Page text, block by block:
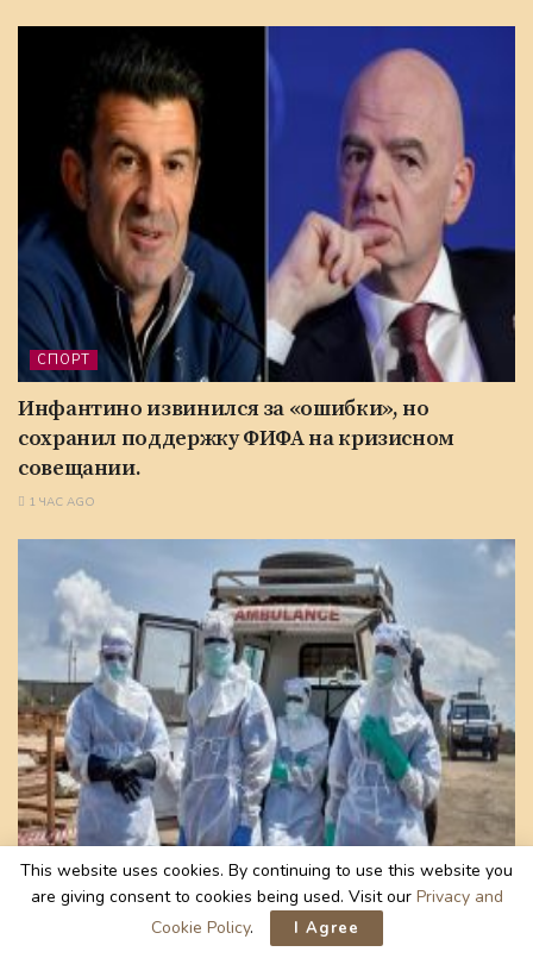
СПОРТ
Инфантино извинился за «ошибки», но
сохранил поддержку ФИФА на кризисном
совещании.
1 ЧАС AGO
В МИРЕ
Невыплаченная заработная плата и
смертельный риск: почему медицинские
This website uses cookies. By continuing to use this website you
are giving consent to cookies being used. Visit our Privacy and
Cookie Policy. I Agree